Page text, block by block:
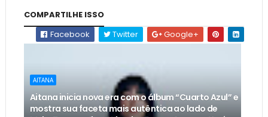
COMPARTILHE ISSO
Facebook
Twitter Google+
AITANA
Aitana inicia nova era com o álbum “Cuarto Azul” e
mostra sua faceta mais autêntica ao lado de